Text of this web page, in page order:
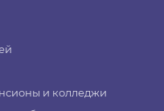
и колледжи